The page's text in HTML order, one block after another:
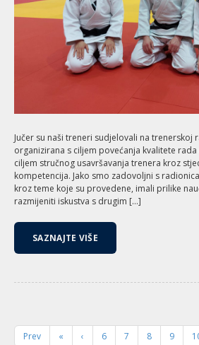
Jučer su naši treneri sudjelovali na trenerskoj
organizirana s ciljem povećanja kvalitete
ciljem stručnog usavršavanja trenera kroz
kompetencija. Jako smo zadovoljni s
kroz teme koje su provedene, imali prilike
razmijeniti iskustva s drugim […]
SAZNAJTE VIŠE
Prev « ‹ 6 7 8 9